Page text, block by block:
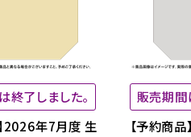
終了しました。
2026年7月度 生
販売期間
【予約商